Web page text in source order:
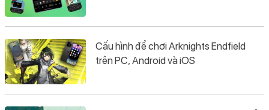
Cấu hình để chơi Arknights Endfield
trên PC, Android và iOS